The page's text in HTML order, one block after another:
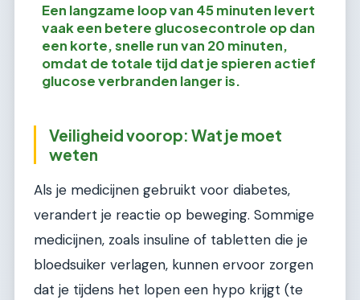
Een langzame loop van 45 minuten levert
vaak een betere glucosecontrole op dan
een korte, snelle run van 20 minuten,
omdat de totale tijd dat je spieren actief
glucose verbranden langer is.
Veiligheid voorop: Wat je moet
weten
Als je medicijnen gebruikt voor diabetes,
verandert je reactie op beweging. Sommige
medicijnen, zoals insuline of tabletten die je
bloedsuiker verlagen, kunnen ervoor zorgen
dat je tijdens het lopen een hypo krijgt (te